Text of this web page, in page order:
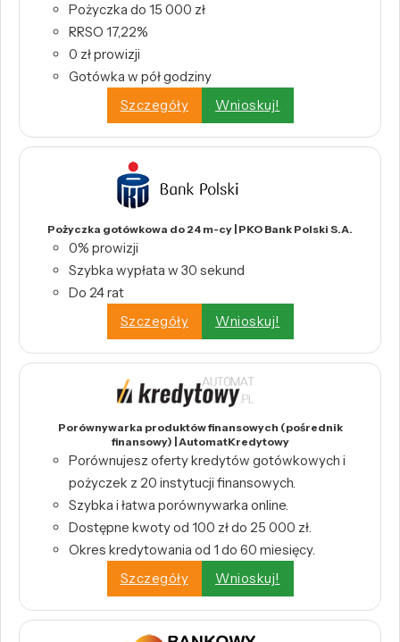
Pożyczka do 15 000 zł
RRSO 17,22%
0 zł prowizji
Gotówka w pół godziny
Szczegóły
Wnioskuj!
Pożyczka gotówkowa do 24 m-cy | PKO Bank Polski S.A.
0% prowizji
Szybka wypłata w 30 sekund
Do 24 rat
Szczegóły
Wnioskuj!
Porównywarka produktów finansowych (pośrednik
finansowy) | AutomatKredytowy
Porównujesz oferty kredytów gotówkowych i
pożyczek z 20 instytucji finansowych.
Szybka i łatwa porównywarka online.
Dostępne kwoty od 100 zł do 25 000 zł.
Okres kredytowania od 1 do 60 miesięcy.
Szczegóły
Wnioskuj!